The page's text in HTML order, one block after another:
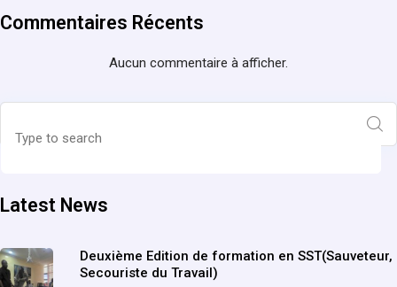
Commentaires Récents
Aucun commentaire à afficher.
Latest News
Deuxième Edition de formation en SST(Sauveteur,
Secouriste du Travail)